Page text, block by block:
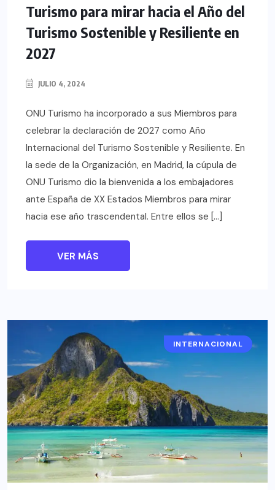
Turismo para mirar hacia el Año del
Turismo Sostenible y Resiliente en
2027
JULIO 4, 2024
ONU Turismo ha incorporado a sus Miembros para
celebrar la declaración de 2027 como Año
Internacional del Turismo Sostenible y Resiliente. En
la sede de la Organización, en Madrid, la cúpula de
ONU Turismo dio la bienvenida a los embajadores
ante España de XX Estados Miembros para mirar
hacia ese año trascendental. Entre ellos se […]
VER MÁS
INTERNACIONAL